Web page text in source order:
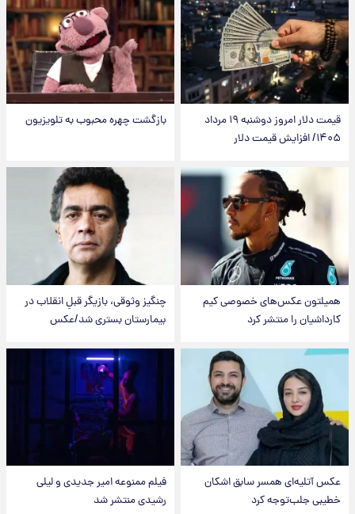
قیمت دلار امروز دوشنبه ۱۹ مرداد
۱۴۰۵/ افزایش قیمت دلار
بازگشت چهره محبوب به تلویزیون
همیلتون عکس‌های خصوصی کیم‌
کارداشیان را منتشر کرد
چنگیز وثوقی، بازیگر قبلِ انقلاب در
بیمارستان بستری شد/عکس
عکس‌ آتلیه‌ای همسر سابق اشکان
خطیبی جلب‌توجه کرد
فیلم ممنوعه امیر جدیدی و لیلی
رشیدی منتشر شد